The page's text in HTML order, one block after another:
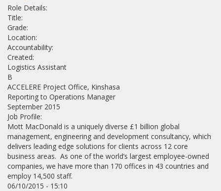
Role Details:
Title:
Grade:
Location:
Accountability:
Created:
Logistics Assistant
B
ACCELERE Project Office, Kinshasa
Reporting to Operations Manager
September 2015
Job Profile:
Mott MacDonald is a uniquely diverse £1 billion global
management, engineering and development consultancy, which
delivers leading edge solutions for clients across 12 core
business areas. As one of the world’s largest employee-owned
companies, we have more than 170 offices in 43 countries and
employ 14,500 staff.
06/10/2015 - 15:10